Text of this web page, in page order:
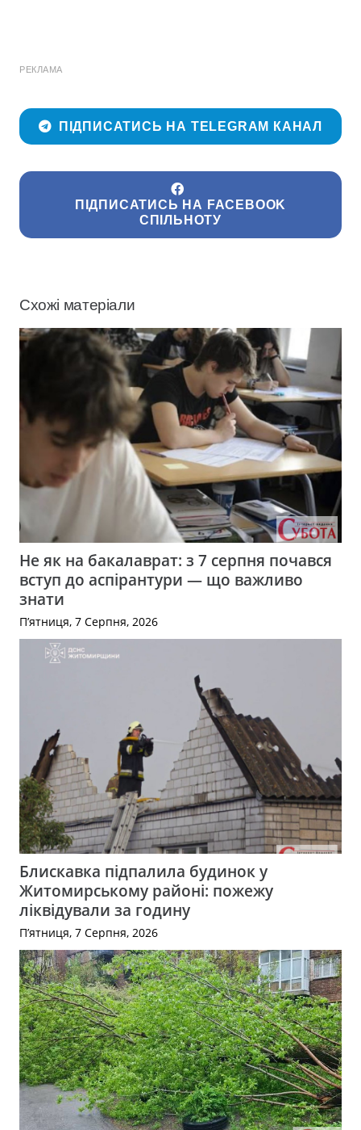
РЕКЛАМА
ПІДПИСАТИСЬ НА TELEGRAM КАНАЛ
ПІДПИСАТИСЬ НА FACEBOOK
СПІЛЬНОТУ
Схожі матеріали
Не як на бакалаврат: з 7 серпня почався
вступ до аспірантури — що важливо
знати
П’ятниця, 7 Серпня, 2026
Блискавка підпалила будинок у
Житомирському районі: пожежу
ліквідували за годину
П’ятниця, 7 Серпня, 2026